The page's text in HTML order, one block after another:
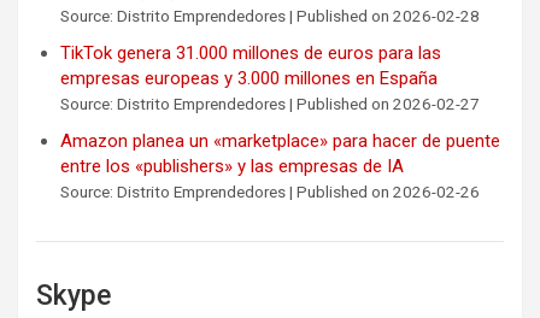
Source: Distrito Emprendedores Published on 2026-02-28
TikTok genera 31.000 millones de euros para las
empresas europeas y 3.000 millones en España
Source: Distrito Emprendedores Published on 2026-02-27
Amazon planea un «marketplace» para hacer de puente
entre los «publishers» y las empresas de IA
Source: Distrito Emprendedores Published on 2026-02-26
Skype